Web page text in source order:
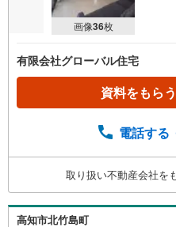
画像36枚
有限会社グローバル住宅
資料をもらう
電話する
取り扱い不動産会社を
高知市北竹島町